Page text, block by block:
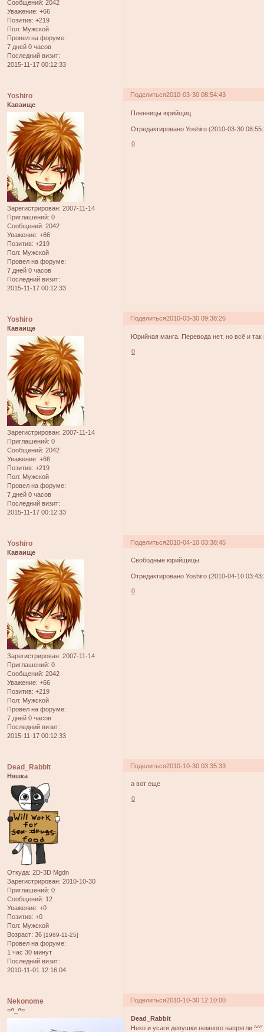
Сообщений: 2042
Уважение: +66
Позитив: +219
Пол: Мужской
Провел на форуме:
7 дней 0 часов
Последний визит:
2015-11-17 00:12:33
Поделиться2010-03-30 08:54:43
Yoshiro
Каваище
Зарегистрирован: 2007-11-14
Приглашений: 0
Сообщений: 2042
Уважение: +66
Позитив: +219
Пол: Мужской
Провел на форуме:
7 дней 0 часов
Последний визит:
2015-11-17 00:12:33
Пленницы юрийщиц
Отредактировано Yoshiro (2010-03-30
0
Поделиться2010-03-30 09:38:26
Yoshiro
Каваище
Зарегистрирован: 2007-11-14
Приглашений: 0
Сообщений: 2042
Уважение: +66
Позитив: +219
Пол: Мужской
Провел на форуме:
7 дней 0 часов
Последний визит:
2015-11-17 00:12:33
Юрийная манга. Перевода нет, но всё и так
0
Поделиться2010-04-10 03:38:45
Yoshiro
Каваище
Зарегистрирован: 2007-11-14
Приглашений: 0
Сообщений: 2042
Уважение: +66
Позитив: +219
Пол: Мужской
Провел на форуме:
7 дней 0 часов
Последний визит:
2015-11-17 00:12:33
Свободные юрийщицы
Отредактировано Yoshiro (2010-04-10
0
Поделиться2010-10-30 03:35:33
Dead_Rabbit
Няшка
Откуда: 2D-3D Mgdn
Зарегистрирован: 2010-10-30
Приглашений: 0
Сообщений: 12
Уважение: +0
Позитив: +0
Пол: Мужской
Возраст: 36 [1989-11-25]
Провел на форуме:
1 час 30 минут
Последний визит:
2010-11-01 12:16:04
а вот еще
0
Поделиться2010-10-30 12:10:00
Nekonome
=^_^=
Dead_Rabbit
Неко и усаги девушки немного напрягли ^^"